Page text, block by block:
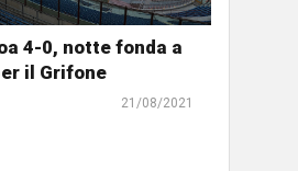
4-0, notte fonda a
il Grifone
21/08/2021